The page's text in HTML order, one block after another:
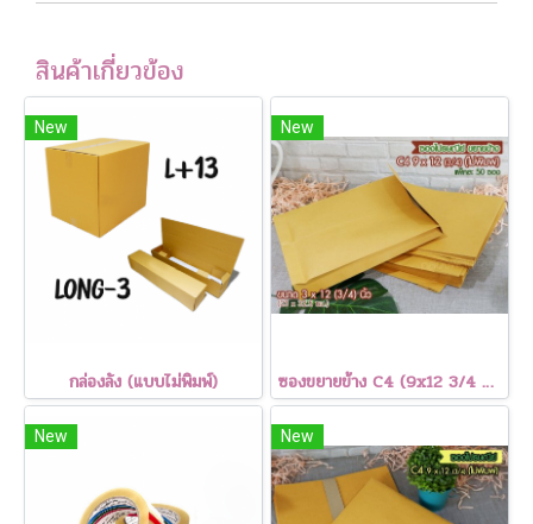
สินค้าเกี่ยวข้อง
New
กล่องลัง (แบบไม่พิมพ์)
New
ซองขยายข้าง C4 (9x12 3/4 นิ้ว)
New New